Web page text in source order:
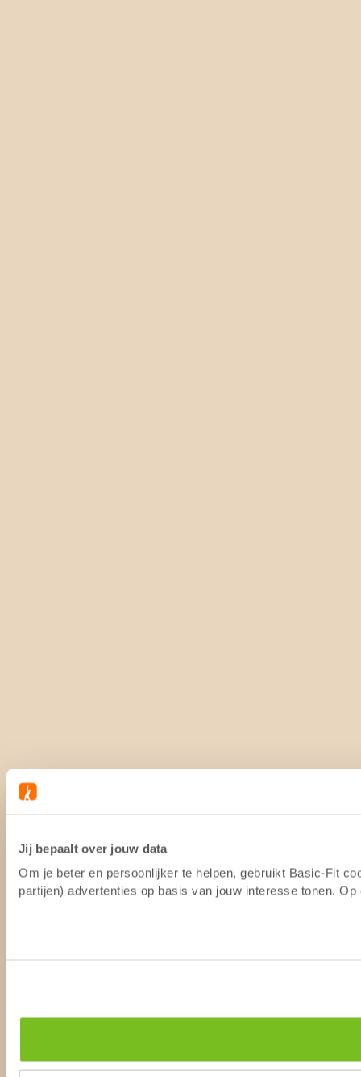
Jij bepaalt over jouw data
Om je beter en persoonlijker te helpen, gebruikt Basic-Fit
partijen) advertenties op basis van jouw interesse tonen.